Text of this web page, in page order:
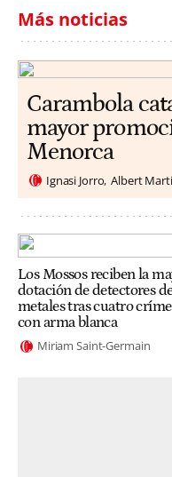
Más noticias
Carambola
mayor
Menorca
Ignasi Jorro Albert
Los Mossos reciben la
dotación de detectores
metales tras cuatro
con arma blanca
Miriam Saint-Germain